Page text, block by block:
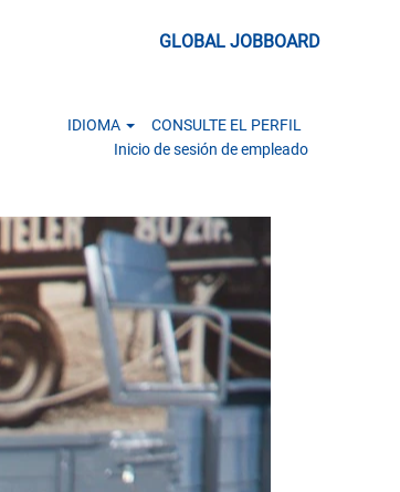
GLOBAL JOBBOARD
IDIOMA
CONSULTE EL PERFIL
Inicio de sesión de empleado